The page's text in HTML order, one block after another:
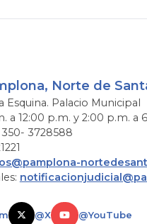
Norte de
Esquina. Palacio Municipal
a 12:00 p.m. y 2:00 p.m. a
3728588
@X @YouTube